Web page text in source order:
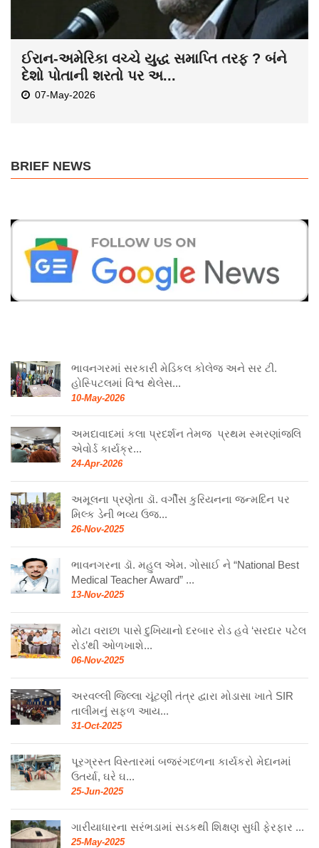
ઈરાન-અમેરિકા વચ્ચે યુદ્ધ સમાપ્તિ તરફ ? બંને
દેશો પોતાની શરતો પર અ...
07-May-2026
BRIEF NEWS
ભાવનગરમાં સરકારી મેડિકલ કોલેજ અને સર ટી.
હોસ્પિટલમાં વિશ્વ થેલેસ...
10-May-2026
અમદાવાદમાં કલા પ્રદર્શન તેમજ પ્રથમ સ્મરણાંજલિ
એવોર્ડ કાર્યક્ર...
24-Apr-2026
અમૂલના પ્રણેતા ડૉ. વર્ગીસ કુરિયનના જન્મદિન પર
મિલ્ક ડેની ભવ્ય ઉજ...
26-Nov-2025
ભાવનગરના ડૉ. મહુલ એમ. ગોસાઈ ને “National Best
Medical Teacher Award” ...
13-Nov-2025
મોટા વરાછા પાસે દુખિયાનો દરબાર રોડ હવે ‘સરદાર પટેલ
રોડ’થી ઓળખાશે...
06-Nov-2025
અરવલ્લી જિલ્લા ચૂંટણી તંત્ર દ્વારા મોડાસા ખાતે SIR
તાલીમનું સફળ આય...
31-Oct-2025
પૂરગ્રસ્ત વિસ્તારમાં બજરંગદળના કાર્યકરો મેદાનમાં
ઉતર્યા, ઘરે ઘ...
25-Jun-2025
ગારીયાધારના સરંભડામાં સડકથી શિક્ષણ સુધી ફેરફાર ...
25-May-2025